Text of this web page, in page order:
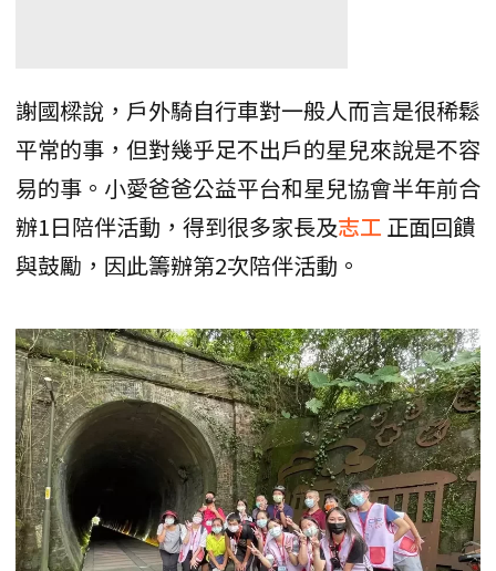
謝國樑說，戶外騎自行車對一般人而言是很稀鬆
平常的事，但對幾乎足不出戶的星兒來說是不容
易的事。小愛爸爸公益平台和星兒協會半年前合
辦1日陪伴活動，得到很多家長及志工 正面回饋
與鼓勵，因此籌辦第2次陪伴活動。